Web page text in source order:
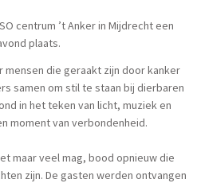
centrum ’t Anker in Mijdrecht een
plaats.
mensen die geraakt zijn door kanker
samen om stil te staan bij dierbaren
in het teken van licht, muziek en
moment van verbondenheid.
maar veel mag, bood opnieuw die
zijn. De gasten werden ontvangen